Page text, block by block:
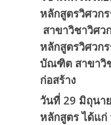
หลักสูตรวิศวก
สาขาวิชาวิศว
หลักสูตรวิศวก
บัณฑิต สาขาวิ
ก่อสร้าง
วันที่ 29 มิถุนา
หลักสูตร ได้แก่